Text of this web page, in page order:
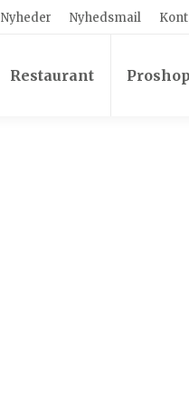
Nyheder Nyhedsmail
Restaurant Proshop